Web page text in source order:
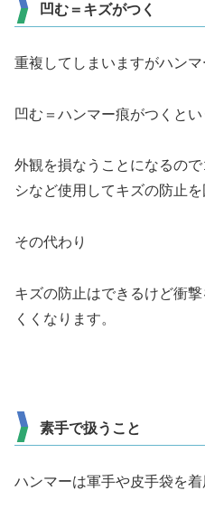
凹む＝キズがつく
重複してしまいますがハンマ
凹む＝ハンマー痕がつくとい
外観を損なうことになるの
シなど使用してキズの防止を
その代わり
キズの防止はできるけど衝
くくなります。
素手で扱うこと
ハンマーは軍手や皮手袋を着